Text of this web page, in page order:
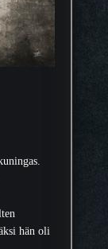
hän oli